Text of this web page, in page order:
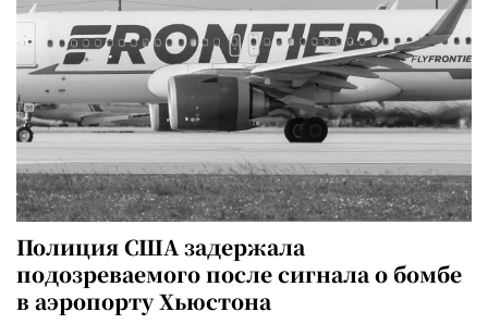
Полиция США задержала
подозреваемого после сигнала о бомбе
в аэропорту Хьюстона